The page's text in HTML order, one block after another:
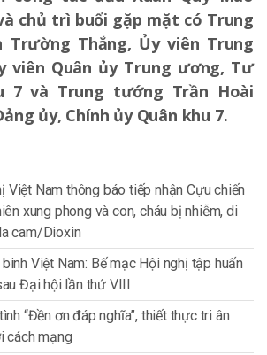
chủ trì buổi gặp mặt có Trung
Trường Thắng, Ủy viên Trung
viên Quân ủy Trung ương, Tư
7 và Trung tướng Trần Hoài
ủy, Chính ủy Quân khu 7.
Việt Nam thông báo tiếp nhận Cựu chiến
xung phong và con, cháu bị nhiễm, di
cam/Dioxin
Việt Nam: Bế mạc Hội nghị tập huấn
Đại hội lần thứ VIII
“Đền ơn đáp nghĩa”, thiết thực tri ân
cách mạng